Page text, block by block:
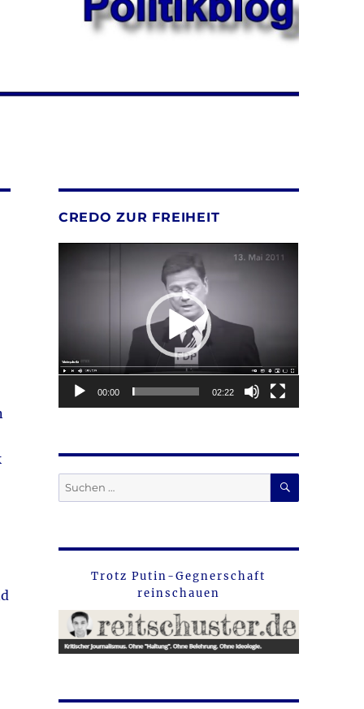
CREDO ZUR FREIHEIT
00:00 02:22
Suche
nach:
SUCHEN
Trotz Putin-Gegnerschaft
reinschauen